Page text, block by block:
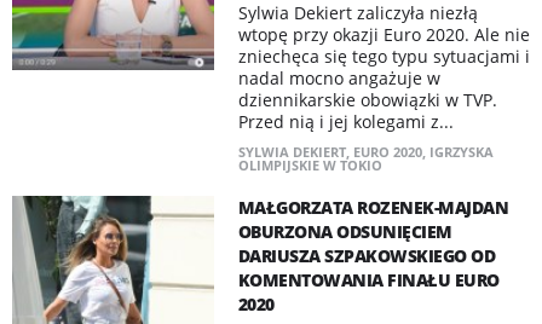
Sylwia Dekiert zaliczyła niezłą
wtopę przy okazji Euro 2020. Ale nie
zniechęca się tego typu sytuacjami i
nadal mocno angażuje w
dziennikarskie obowiązki w TVP.
Przed nią i jej kolegami z...
SYLWIA DEKIERT, EURO 2020, IGRZYSKA
OLIMPIJSKIE W TOKIO
MAŁGORZATA ROZENEK-MAJDAN
OBURZONA ODSUNIĘCIEM
DARIUSZA SZPAKOWSKIEGO OD
KOMENTOWANIA FINAŁU EURO
2020